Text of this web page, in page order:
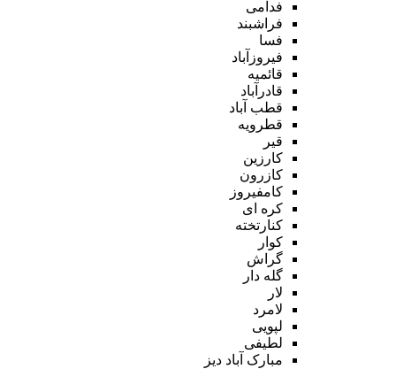
فدامی
فراشبند
فسا
فیروزآباد
قائمیه
قادرآباد
قطب آباد
قطرویه
قیر
کارزین
کازرون
کامفیروز
کره ای
کنارتخته
کوار
گراش
گله دار
لار
لامرد
لپویی
لطیفی
مبارک آباد دیز